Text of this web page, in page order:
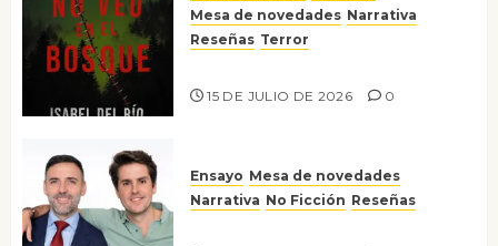
Mesa de novedades Narrativa
Reseñas Terror
15 DE JULIO DE 2026 0
Ensayo Mesa de novedades
Narrativa No Ficción Reseñas